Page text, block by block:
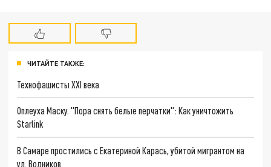
ЧИТАЙТЕ ТАКЖЕ:
Технофашисты XXI века
Оплеуха Маску. "Пора снять белые перчатки": Как уничтожить
Starlink
В Самаре простились с Екатериной Карась, убитой мигрантом на
ул. Водников